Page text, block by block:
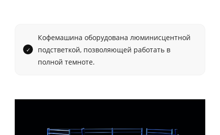
Кофемашина оборудована люминисцентной
подстветкой, позволяющей работать в
полной темноте.